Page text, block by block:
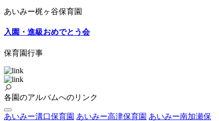
あいみー梶ヶ谷保育園
入園・進級おめでとう会
保育園行事
各園のアルバムへのリンク
あいみー溝口保育園 あいみー高津保育園 あいみー南加瀬保